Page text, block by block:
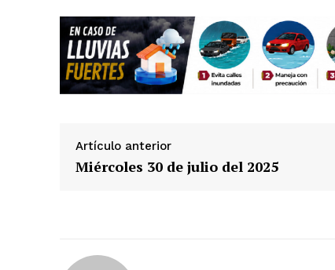
Artículo anterior
Miércoles 30 de julio del 2025